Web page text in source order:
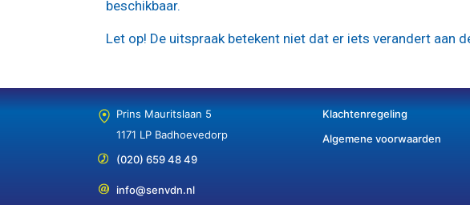
beschikbaar.
Let op! De uitspraak betekent niet dat er iets verandert aan
Prins Mauritslaan 5
1171 LP Badhoevedorp
(020) 659 48 49
info@senvdn.nl
Klachtenregeling
Algemene voorwaarden